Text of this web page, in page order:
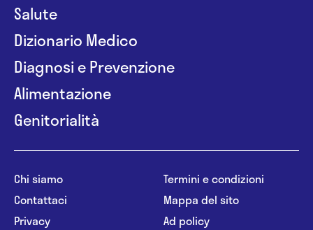
Salute
Dizionario Medico
Diagnosi e Prevenzione
Alimentazione
Genitorialità
Chi siamo
Contattaci
Privacy
Termini e condizioni
Mappa del sito
Ad policy